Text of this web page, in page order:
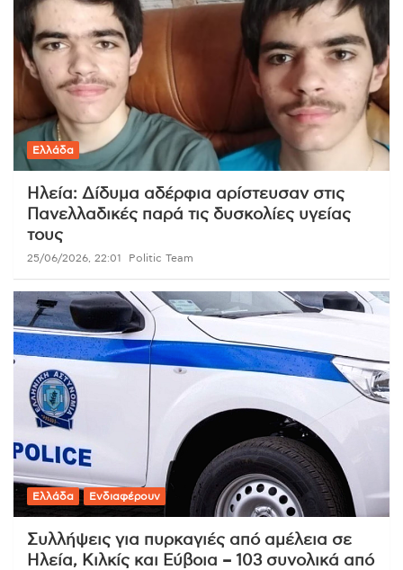
Ελλάδα
Ηλεία: Δίδυμα αδέρφια αρίστευσαν στις
Πανελλαδικές παρά τις δυσκολίες υγείας
τους
25/06/2026, 22:01 Politic Team
Ελλάδα Ενδιαφέρουν
Συλλήψεις για πυρκαγιές από αμέλεια σε
Ηλεία, Κιλκίς και Εύβοια – 103 συνολικά από